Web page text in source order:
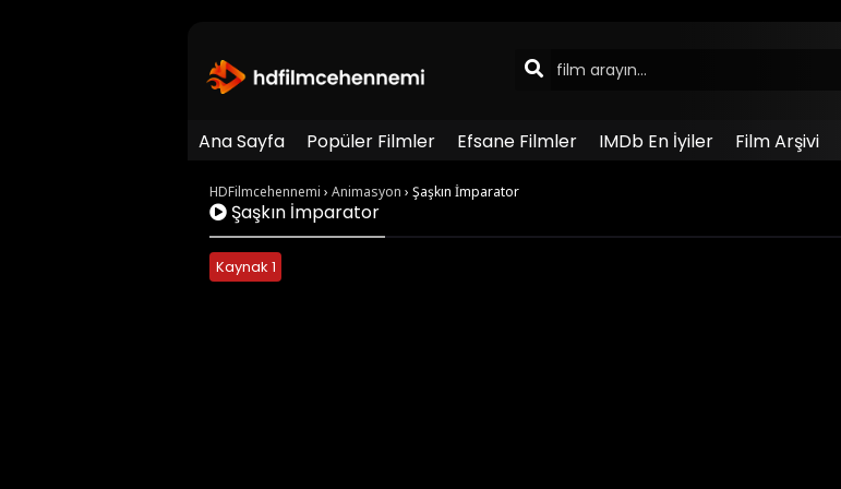
Ana Sayfa Popüler Filmler Efsane Filmler IMDb En İyiler Film Arşivi
HDFilmcehennemi › Animasyon › Şaşkın İmparator
Şaşkın İmparator
Kaynak 1